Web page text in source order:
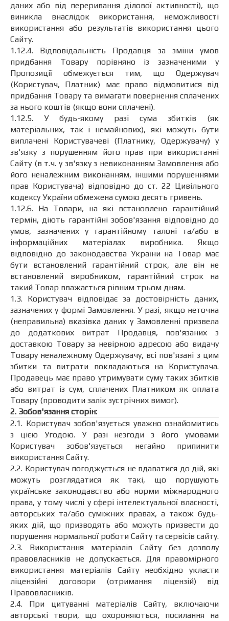
даних або від переривання ділової активності), що
виникла внаслідок використання, неможливості
використання або результатів використання цього
Сайту.
1.12.4. Відповідальність Продавця за зміни умов
придбання Товару порівняно із зазначеними у
Пропозиції обмежується тим, що Одержувач
(Користувач, Платник) має право відмовитися від
придбання Товару та вимагати повернення сплачених
за нього коштів (якщо вони сплачені).
1.12.5. У будь-якому разі сума збитків (як
матеріальних, так і немайнових), які можуть бути
виплачені Користувачеві (Платнику, Одержувачу) у
зв'язку з порушенням його прав при використанні
Сайту (в т.ч. у зв'язку з невиконанням Замовлення або
його неналежним виконанням, іншими порушеннями
прав Користувача) відповідно до ст. 22 Цивільного
кодексу України обмежена сумою десять гривень.
1.12.6. На Товари, на які встановлено гарантійний
термін, діють гарантійні зобов'язання відповідно до
умов, зазначених у гарантійному талоні та/або в
інформаційних матеріалах виробника. Якщо
відповідно до законодавства України на Товар має
бути встановлений гарантійний строк, але він не
встановлений виробником, гарантійний строк на
такий Товар вважається рівним трьом дням.
1.3. Користувач відповідає за достовірність даних,
зазначених у формі Замовлення. У разі, якщо неточна
(неправильна) вказівка ​​даних у Замовленні призвела
до додаткових витрат Продавця, пов'язаних з
доставкою Товару за невірною адресою або видачу
Товару неналежному Одержувачу, всі пов'язані з цим
збитки та витрати покладаються на Користувача.
Продавець має право утримувати суму таких збитків
або витрат із сум, сплачених Платником як оплата
Товару (проводити залік зустрічних вимог).
2. Зобов'язання сторін:
2.1. Користувач зобов'язується уважно ознайомитись
з цією Угодою. У разі незгоди з його умовами
Користувач зобов'язується негайно припинити
використання Сайту.
2.2. Користувач погоджується не вдаватися до дій, які
можуть розглядатися як такі, що порушують
українське законодавство або норми міжнародного
права, у тому числі у сфері інтелектуальної власності,
авторських та/або суміжних правах, а також будь-
яких дій, що призводять або можуть призвести до
порушення нормальної роботи Сайту та сервісів сайту.
2.3. Використання матеріалів Сайту без дозволу
правовласників не допускається. Для правомірного
використання матеріалів Сайту необхідно укласти
ліцензійні договори (отримання ліцензій) від
Правовласників.
2.4. При цитуванні матеріалів Сайту, включаючи
авторські твори, що охороняються, посилання на